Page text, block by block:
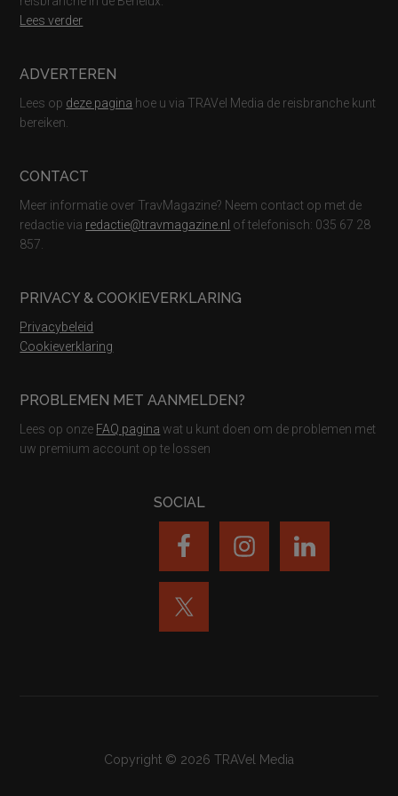
Lees verder
ADVERTEREN
Lees op deze pagina hoe u via TRAVel Media de reisbranche kunt
bereiken.
CONTACT
Meer informatie over TravMagazine? Neem contact op met de
redactie via redactie@travmagazine.nl of telefonisch: 035 67 28
857.
PRIVACY & COOKIEVERKLARING
Privacybeleid
Cookieverklaring
PROBLEMEN MET AANMELDEN?
Lees op onze FAQ pagina wat u kunt doen om de problemen met
uw premium account op te lossen
SOCIAL
Copyright © 2026 TRAVel Media